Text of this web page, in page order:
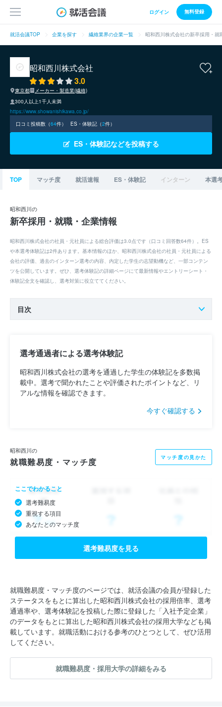
ログイン 無料登録
就活会議TOP 企業を探す 繊維業界の企業一覧 昭和西川株式会社の新卒採用・就
昭和西川株式会社
3.0
東京都
メーカー・製造業(繊維)
300人以上1千人未満
https://www.showanishikawa.co.jp/
口コミ投稿数（64件） ES・体験記（2件）
ES・体験記などを投稿する
TOP マッチ度 就活速報 ES・体験記 インターン 本選
昭和西川の
新卒採用・就職・企業情報
昭和西川株式会社の社員・元社員による総合評価は3.0点です（口コミ回答数64件）。ES
や本選考体験記は2件あります。基本情報のほか、昭和西川株式会社の社員・元社員による
会社の評価、過去のインターン選考の内容、内定した学生の志望動機など、一部コンテン
ツを公開しています。ぜひ、選考体験記の詳細ページにて最新情報やエントリーシート・
体験記全文を確認し、選考対策に役立ててください。
目次
選考通過者による選考体験記
昭和西川株式会社の選考を通過した学生の体験記を多数掲
載中。選考で聞かれたことや評価されたポイントなど、リ
アルな情報を確認できます。
今すぐ確認する
昭和西川の
就職難易度・マッチ度 マッチ度の見かた
ここでわかること
選考難易度
重視する項目
あなたとのマッチ度
選考難易度を見る
就職難易度・マッチ度のページでは、就活会議の会員が登録した
ステータスをもとに算出した昭和西川株式会社の採用倍率、選考
通過率や、選考体験記を投稿した際に登録した「入社予定企業」
のデータをもとに算出した昭和西川株式会社の採用大学なども掲
載しています。就職活動における参考のひとつとして、ぜひ活用
してください。
就職難易度・採用大学の詳細をみる